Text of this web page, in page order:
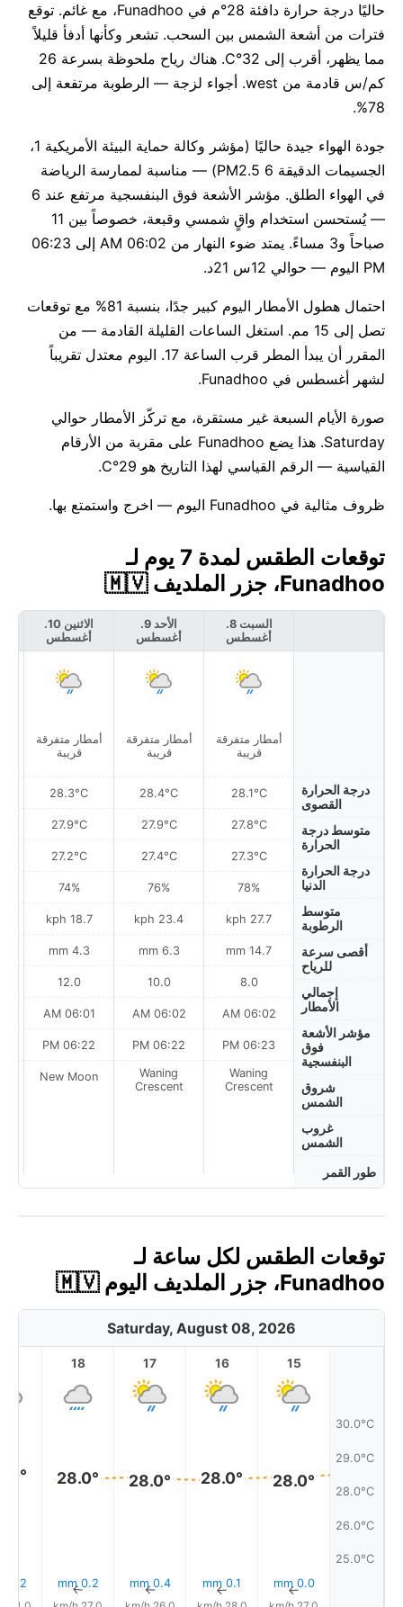
حاليًا درجة حرارة دافئة 28°م في Funadhoo، مع غائم. توقع
فترات من أشعة الشمس بين السحب. تشعر وكأنها أدفأ قليلاً
مما يظهر، أقرب إلى 32°C. هناك رياح ملحوظة بسرعة 26
كم/س قادمة من west. أجواء لزجة — الرطوبة مرتفعة إلى
78%.
جودة الهواء جيدة حاليًا (مؤشر وكالة حماية البيئة الأمريكية 1،
الجسيمات الدقيقة PM2.5 6) — مناسبة لممارسة الرياضة
في الهواء الطلق. مؤشر الأشعة فوق البنفسجية مرتفع عند 6
— يُستحسن استخدام واقٍ شمسي وقبعة، خصوصاً بين 11
صباحاً و3 مساءً. يمتد ضوء النهار من 06:02 AM إلى 06:23
PM اليوم — حوالي 12س 21د.
احتمال هطول الأمطار اليوم كبير جدًا، بنسبة 81% مع توقعات
تصل إلى 15 مم. استغل الساعات القليلة القادمة — من
المقرر أن يبدأ المطر قرب الساعة 17. اليوم معتدل تقريباً
لشهر أغسطس في Funadhoo.
صورة الأيام السبعة غير مستقرة، مع تركّز الأمطار حوالي
Saturday. هذا يضع Funadhoo على مقربة من الأرقام
القياسية — الرقم القياسي لهذا التاريخ هو 29°C.
ظروف مثالية في Funadhoo اليوم — اخرج واستمتع بها.
توقعات الطقس لمدة 7 يوم لـ
Funadhoo، جزر الملديف 🇲🇻
درجة الحرارة
القصوى
متوسط درجة
الحرارة
درجة الحرارة
الدنيا
متوسط
الرطوبة
أقصى سرعة
للرياح
إجمالي
الأمطار
مؤشر الأشعة
فوق
البنفسجية
شروق
الشمس
غروب
الشمس
طور القمر
السبت 8.
أغسطس
أمطار متفرقة
قريبة
28.1°C
27.8°C
27.3°C
78%
27.7 kph
14.7 mm
8.0
06:02 AM
06:23 PM
Waning
Crescent
الأحد 9.
أغسطس
أمطار متفرقة
قريبة
28.4°C
27.9°C
27.4°C
76%
23.4 kph
6.3 mm
10.0
06:02 AM
06:22 PM
Waning
Crescent
الاثنين 10.
أغسطس
أمطار متفرقة
قريبة
28.3°C
27.9°C
27.2°C
74%
18.7 kph
4.3 mm
12.0
06:01 AM
06:22 PM
New Moon
توقعات الطقس لكل ساعة لـ
Funadhoo، جزر الملديف اليوم 🇲🇻
Saturday, August 08, 2026
30.0°C
29.0°C
28.0°C
26.0°C
25.0°C
15
28.0°
0.0 mm
↑
16
28.0°
0.1 mm
↑
17
28.0°
0.4 mm
↑
18
28.0°
0.2 mm
↑
2.2 mm